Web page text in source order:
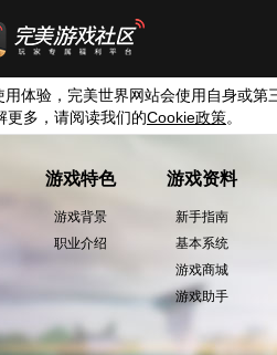
体验，完美世界网站会使用自身或第
更多，请阅读我们的Cookie政策。
游戏特色
游戏背景
职业介绍
游戏资料
新手指南
基本系统
游戏商城
游戏助手